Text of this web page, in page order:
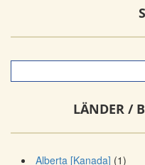
LÄNDER /
Alberta [Kanada] (1)